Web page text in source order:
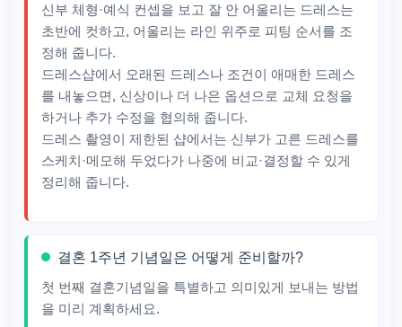
신부 체형·예식 컨셉을 보고 잘 안 어울리는 드레스는
초반에 컷하고, 어울리는 라인 위주로 피팅 순서를 조
정해 줍니다.​
드레스샵에서 오래된 드레스나 조건이 애매한 드레스
를 내놓으면, 신상이나 더 나은 옵션으로 교체 요청을
하거나 추가 수정을 협의해 줍니다.​
드레스 촬영이 제한된 샵에서는 신부가 고른 드레스를
스케치·메모해 두었다가 나중에 비교·결정할 수 있게
정리해 줍니다.
결혼 1주년 기념일은 어떻게 준비할까?
첫 번째 결혼기념일을 특별하고 의미있게 보내는 방법
을 미리 계획하세요.